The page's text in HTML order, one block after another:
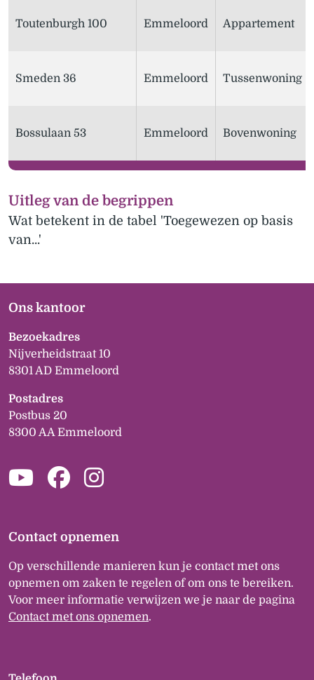
Toutenburgh 100 Emmeloord Appartement
Smeden 36 Emmeloord Tussenwoning
Bossulaan 53 Emmeloord Bovenwoning
Uitleg van de begrippen
Wat betekent in de tabel 'Toegewezen op basis
van...'
Ons kantoor
Bezoekadres
Nijverheidstraat 10
8301 AD Emmeloord
Postadres
Postbus 20
8300 AA Emmeloord
Contact opnemen
Op verschillende manieren kun je contact met ons
opnemen om zaken te regelen of om ons te bereiken.
Voor meer informatie verwijzen we je naar de pagina
Contact met ons opnemen.